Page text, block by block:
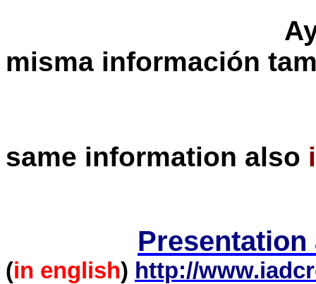
misma información
same information also
Presentation
(in english) http://